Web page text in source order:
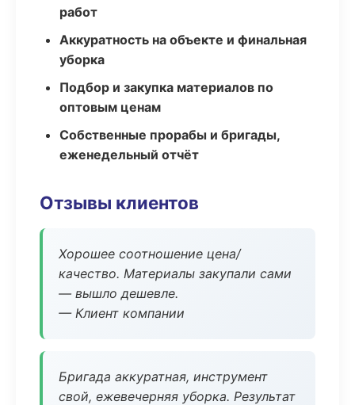
работ
Аккуратность на объекте и финальная
уборка
Подбор и закупка материалов по
оптовым ценам
Собственные прорабы и бригады,
еженедельный отчёт
Отзывы клиентов
Хорошее соотношение цена/
качество. Материалы закупали сами
— вышло дешевле.
— Клиент компании
Бригада аккуратная, инструмент
свой, ежевечерняя уборка. Результат